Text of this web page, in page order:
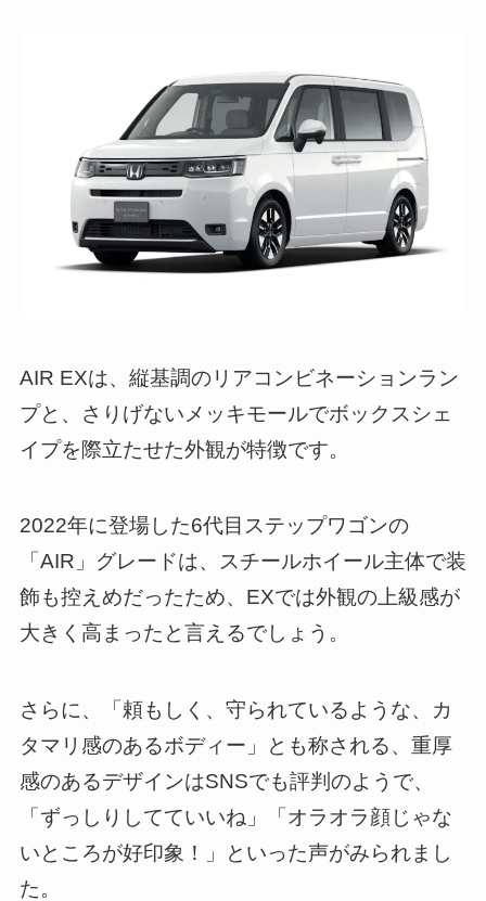
AIR EXは、縦基調のリアコンビネーションラン
プと、さりげないメッキモールでボックスシェ
イプを際立たせた外観が特徴です。
2022年に登場した6代目ステップワゴンの
「AIR」グレードは、スチールホイール主体で装
飾も控えめだったため、EXでは外観の上級感が
大きく高まったと言えるでしょう。
さらに、「頼もしく、守られているような、カ
タマリ感のあるボディー」とも称される、重厚
感のあるデザインはSNSでも評判のようで、
「ずっしりしてていいね」「オラオラ顔じゃな
いところが好印象！」といった声がみられまし
た。